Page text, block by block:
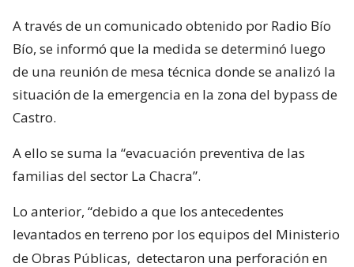
A través de un comunicado obtenido por Radio Bío
Bío, se informó que la medida se determinó luego
de una reunión de mesa técnica donde se analizó la
situación de la emergencia en la zona del bypass de
Castro.
A ello se suma la “evacuación preventiva de las
familias del sector La Chacra”.
Lo anterior, “debido a que los antecedentes
levantados en terreno por los equipos del Ministerio
de Obras Públicas, detectaron una perforación en